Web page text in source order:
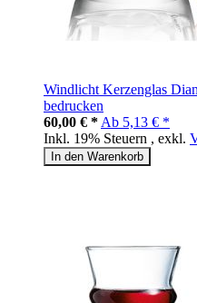
Windlicht Kerzenglas
bedrucken
60,00 € * Ab 5,13 € *
Inkl. 19% Steuern , exkl.
In den Warenkorb